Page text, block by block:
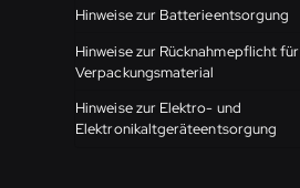
Hinweise zur Batterieentsorgung
Hinweise zur Rücknahmepflicht für
Verpackungsmaterial
Hinweise zur Elektro- und
Elektronikaltgeräteentsorgung